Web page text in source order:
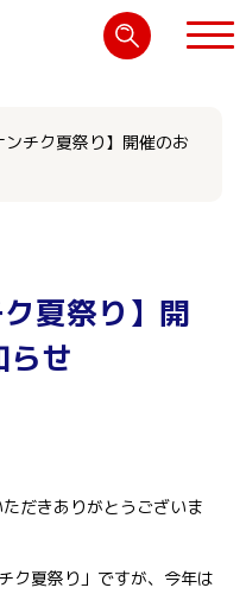
チク夏祭り】開催のお
夏祭り】開
らせ
だきありがとうございま
ク夏祭り」ですが、今年は